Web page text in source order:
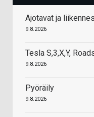
Ajotavat ja
9.8.2026
Tesla S,3,X,Y,
9.8.2026
Pyöräily
9.8.2026